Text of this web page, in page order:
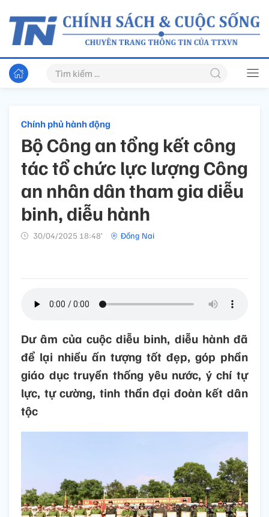
Chính phủ hành động
Bộ Công an tổng kết công
tác tổ chức lực lượng Công
an nhân dân tham gia diễu
binh, diễu hành
30/04/2025 18:48’ Đồng Nai
Dư âm của cuộc diễu binh, diễu hành đã
để lại nhiều ấn tượng tốt đẹp, góp phần
giáo dục truyền thống yêu nước, ý chí tự
lực, tự cường, tinh thần đại đoàn kết dân
tộc